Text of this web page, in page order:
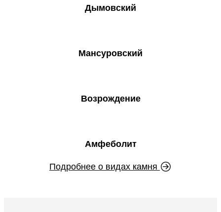
Дымовский
Мансуровский
Возрождение
Амфеболит
Подробнее о видах камня